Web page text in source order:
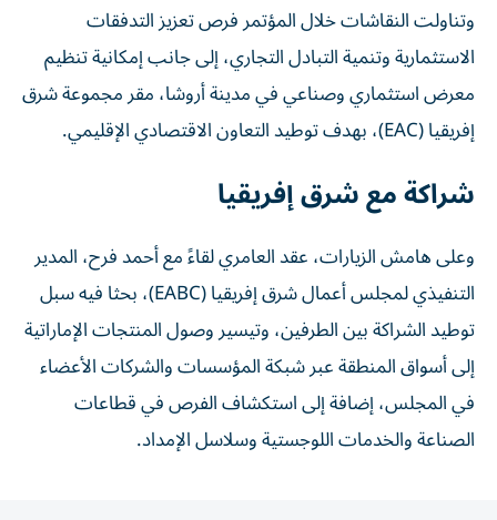
وتناولت النقاشات خلال المؤتمر فرص تعزيز التدفقات
الاستثمارية وتنمية التبادل التجاري، إلى جانب إمكانية تنظيم
معرض استثماري وصناعي في مدينة أروشا، مقر مجموعة شرق
إفريقيا (EAC)، بهدف توطيد التعاون الاقتصادي الإقليمي.
شراكة مع شرق إفريقيا
وعلى هامش الزيارات، عقد العامري لقاءً مع أحمد فرح، المدير
التنفيذي لمجلس أعمال شرق إفريقيا (EABC)، بحثا فيه سبل
توطيد الشراكة بين الطرفين، وتيسير وصول المنتجات الإماراتية
إلى أسواق المنطقة عبر شبكة المؤسسات والشركات الأعضاء
في المجلس، إضافة إلى استكشاف الفرص في قطاعات
الصناعة والخدمات اللوجستية وسلاسل الإمداد.